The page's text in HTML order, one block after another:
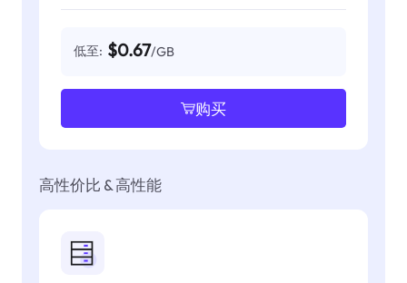
低至: $0.67/GB
购买
高性价比 & 高性能